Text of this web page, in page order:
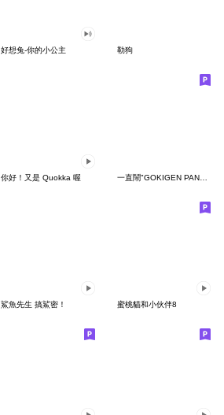
好想兔-你的小公主 勒狗
你好！又是 Quokka 喔 一直鬧"GOKIGEN PANDA" 台灣版
鯊魚先生 搞鯊密！ 蜜桃貓和小伙伴8